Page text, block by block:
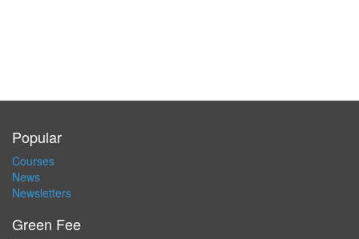
Popular
Courses
News
Newsletters
Green Fee